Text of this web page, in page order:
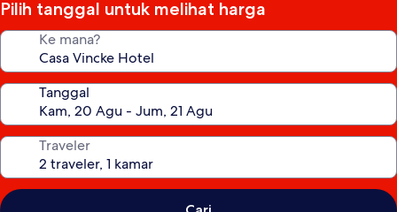
Pilih tanggal untuk melihat harga
Ke mana?
Tanggal
Traveler